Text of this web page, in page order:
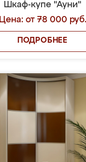
Шкаф-купе "Ауни"
Цена: от 78 000 руб.
ПОДРОБНЕЕ